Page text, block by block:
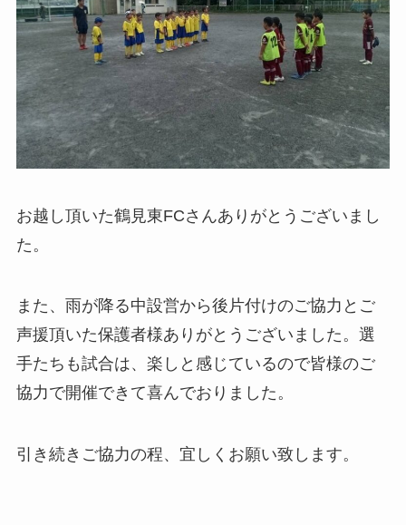
お越し頂いた鶴見東FCさんありがとうございまし
た。
また、雨が降る中設営から後片付けのご協力とご
声援頂いた保護者様ありがとうございました。選
手たちも試合は、楽しと感じているので皆様のご
協力で開催できて喜んでおりました。
引き続きご協力の程、宜しくお願い致します。